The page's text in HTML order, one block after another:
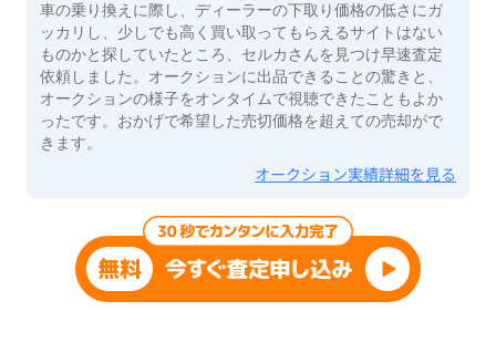
車の乗り換えに際し、ディーラーの下取り価格の低さにガ
ッカリし、少しでも高く買い取ってもらえるサイトはない
ものかと探していたところ、セルカさんを見つけ早速査定
依頼しました。オークションに出品できることの驚きと、
オークションの様子をオンタイムで視聴できたこともよか
ったです。おかげで希望した売切価格を超えての売却がで
きます。
オークション実績詳細を見る